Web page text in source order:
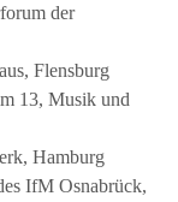
der
Flensburg
13, Musik und
Hamburg
IfM Osnabrück,